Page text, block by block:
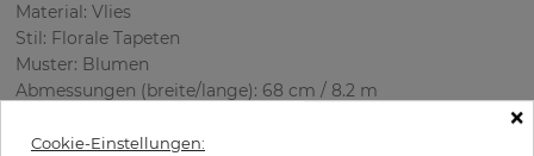
Material: Vlies
Stil: Florale Tapeten
Muster: Blumen
Abmessungen (breite/lange): 68 cm / 8.2 m
Verwendung: Büro, Schlafzimmer, Wohnzimmer
×
Cookie-Einstellungen: